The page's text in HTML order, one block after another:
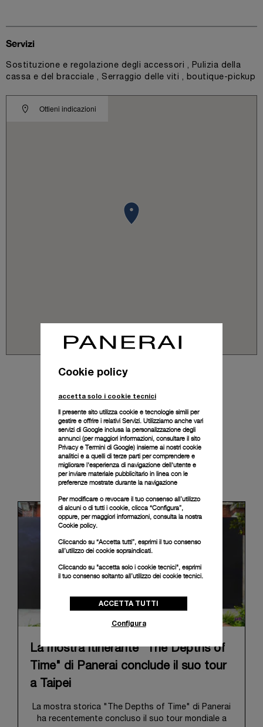
Ottieni indicazioni
Servizi
Sostituzione e regolazione degli accessori , Pulizia della
cassa e del bracciale , Serraggio delle viti , boutique-pickup
News & Events
La mostra itinerante "The Depths of
Time" di Panerai conclude il suo tour
a Taipei
La mostra storica "The Depths of Time" di Panerai
ha recentemente concluso il suo tour mondiale a
Cookie policy
accetta solo i cookie tecnici
Il presente sito utilizza cookie e tecnologie simili per
gestire e offrire i relativi Servizi. Utilizziamo anche vari
servizi di Google inclusa la personalizzazione degli
annunci (per maggiori informazioni, consultare il sito
Privacy e Termini di Google) insieme ai nostri cookie
analitici e a quelli di terze parti per comprendere e
migliorare l'esperienza di navigazione dell'utente e
per inviare materiale pubblicitario in linea con le
preferenze mostrate durante la navigazione
Per modificare o revocare il tuo consenso all’utilizzo
di alcuni o di tutti i cookie, clicca “Configura”,
oppure, per maggiori informazioni, consulta la nostra
Cookie policy.
Cliccando su “Accetta tutti”, esprimi il tuo consenso
all’utilizzo dei cookie sopraindicati.
Cliccando su "accetta solo i cookie tecnici", esprimi
il tuo consenso soltanto all’utilizzo dei cookie tecnici.
ACCETTA TUTTI
Configura